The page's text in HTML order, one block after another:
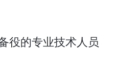
役的专业技术人员